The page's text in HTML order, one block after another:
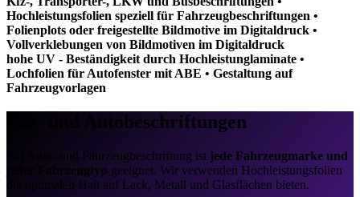
Hochleistungsfolien speziell für Fahrzeugbeschriftungen •
Folienplots oder freigestellte Bildmotive im Digitaldruck •
Vollverklebungen von Bildmotiven im Digitaldruck
hohe UV - Beständigkeit durch Hochleistunglaminate •
Lochfolien für Autofenster mit ABE • Gestaltung auf
Fahrzeugvorlagen
Kfz- und Autobeschriftungen
Für Auto- und Fahrzeugbeschriftung ist jede Fahrzeugmarke und
jeder Fahrzeugtyp geeignet. Wir verwenden Hochleistungsfolien
die optimalen Halt auf Lack, Metall und Glasflächen bieten.